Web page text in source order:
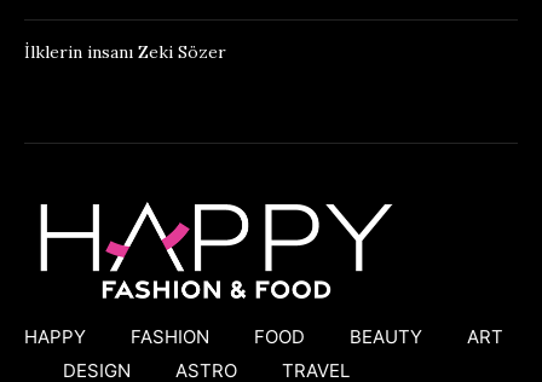
İlklerin insanı Zeki Sözer
HAPPY FASHION FOOD BEAUTY
ART
DESIGN
ASTRO TRAVEL